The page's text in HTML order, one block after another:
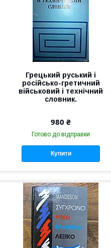
Грецький руський і
російсько-гретичний
військовий і технічний
словник.
980 ₴
Готово до відправки
Купити